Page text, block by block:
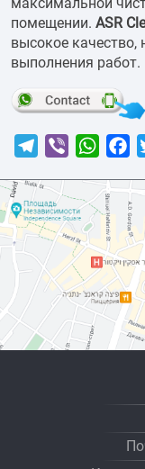
помещении. ASR
высокое
выполнения работ.
Telegram
Viber